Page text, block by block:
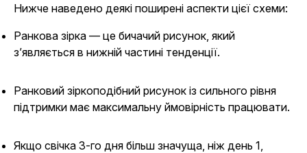
Нижче наведено деякі поширені аспекти цієї схеми:
Ранкова зірка — це бичачий рисунок, який
з’являється в нижній частині тенденції.
Ранковий зіркоподібний рисунок із сильного рівня
підтримки має максимальну ймовірність працювати.
Якщо свічка 3-го дня більш значуща, ніж день 1,